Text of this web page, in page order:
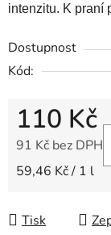
intenzitu. K praní
Dostupnost
Kód:
110 Kč
91 Kč bez DPH
Měrná cena:
59,46 Kč / 1 l
Tisk